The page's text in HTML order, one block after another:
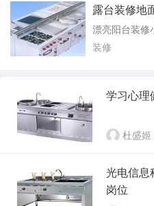
视力损害、颈
据统计，小学
其中很大一部
露台装修地
漂亮阳台装
随意改变，应
要确保有一
阳台...
装修
学习心理
杜盛姬
光电信息
岗位